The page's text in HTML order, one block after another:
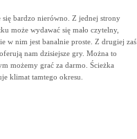
bardzo nierówno. Z jednej strony
może wydawać się mało czytelny,
w nim jest banalnie proste. Z drugiej zaś
nam dzisiejsze gry. Można to
możemy grać za darmo. Ścieżka
klimat tamtego okresu.